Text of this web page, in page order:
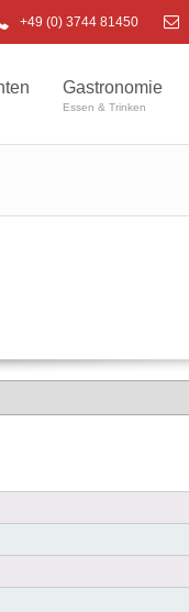
+49 (0) 3744 81450
Gastronomie
Essen & Trinken